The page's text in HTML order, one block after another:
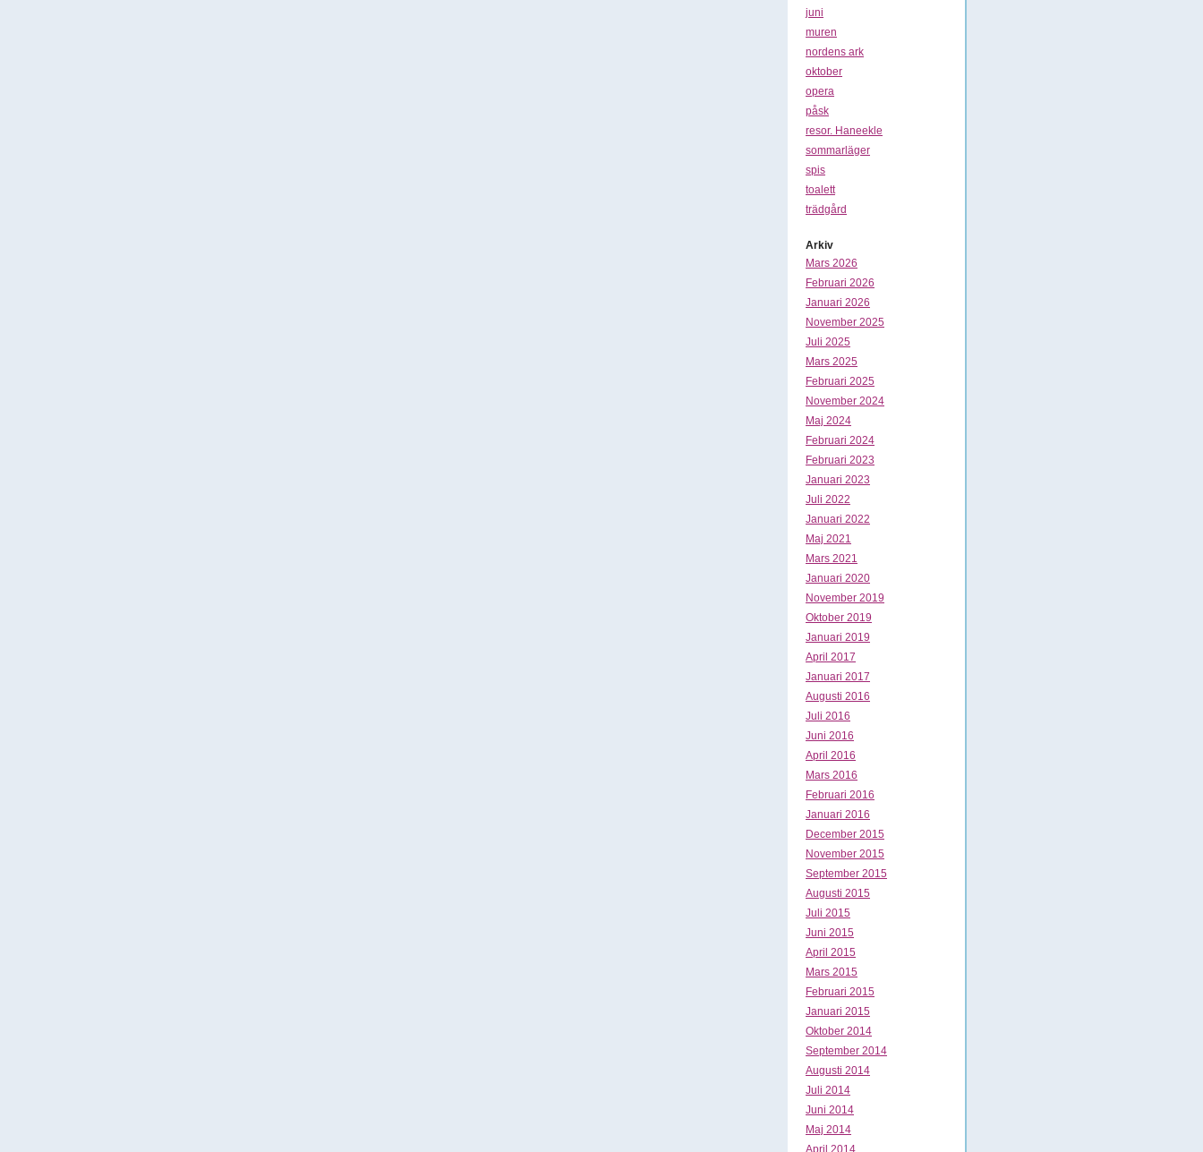
juni
muren
nordens ark
oktober
opera
påsk
resor. Haneekle
sommarläger
spis
toalett
trädgård
Arkiv
Mars 2026
Februari 2026
Januari 2026
November 2025
Juli 2025
Mars 2025
Februari 2025
November 2024
Maj 2024
Februari 2024
Februari 2023
Januari 2023
Juli 2022
Januari 2022
Maj 2021
Mars 2021
Januari 2020
November 2019
Oktober 2019
Januari 2019
April 2017
Januari 2017
Augusti 2016
Juli 2016
Juni 2016
April 2016
Mars 2016
Februari 2016
Januari 2016
December 2015
November 2015
September 2015
Augusti 2015
Juli 2015
Juni 2015
April 2015
Mars 2015
Februari 2015
Januari 2015
Oktober 2014
September 2014
Augusti 2014
Juli 2014
Juni 2014
Maj 2014
April 2014